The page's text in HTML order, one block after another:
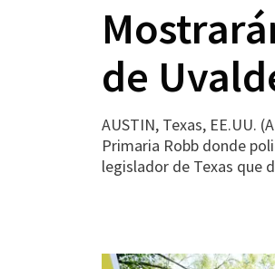
de
AUSTIN, Texas, EE.UU.
Primaria Robb donde
legislador de Texas que